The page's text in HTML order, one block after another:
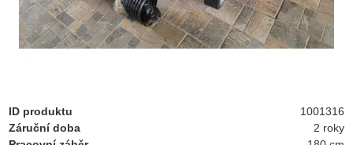
ID produktu
1001316
Záruční doba
2 roky